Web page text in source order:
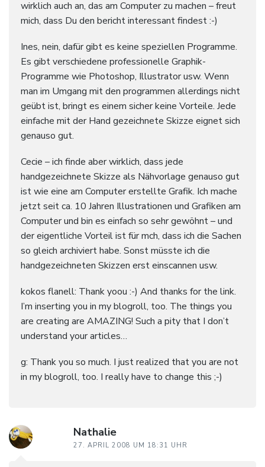
wirklich auch an, das am Computer zu machen – freut
mich, dass Du den bericht interessant findest :-)
Ines, nein, dafür gibt es keine speziellen Programme.
Es gibt verschiedene professionelle Graphik-
Programme wie Photoshop, Illustrator usw. Wenn
man im Umgang mit den programmen allerdings nicht
geübt ist, bringt es einem sicher keine Vorteile. Jede
einfache mit der Hand gezeichnete Skizze eignet sich
genauso gut.
Cecie – ich finde aber wirklich, dass jede
handgezeichnete Skizze als Nähvorlage genauso gut
ist wie eine am Computer erstellte Grafik. Ich mache
jetzt seit ca. 10 Jahren Illustrationen und Grafiken am
Computer und bin es einfach so sehr gewöhnt – und
der eigentliche Vorteil ist für mch, dass ich die Sachen
so gleich archiviert habe. Sonst müsste ich die
handgezeichneten Skizzen erst einscannen usw.
kokos flanell: Thank yoou :-) And thanks for the link.
I’m inserting you in my blogroll, too. The things you
are creating are AMAZING! Such a pity that I don’t
understand your articles…
g: Thank you so much. I just realized that you are not
in my blogroll, too. I really have to change this ;-)
Nathalie
27. APRIL 2008 UM 18:31 UHR